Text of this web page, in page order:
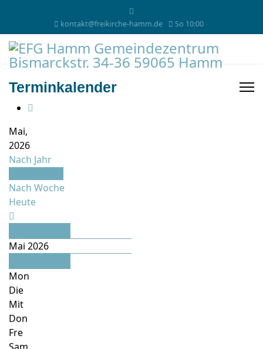
kontakt@freikirche-hamm.de So 10:00
Terminkalender
Mai,
2026
Nach Jahr
Nach Woche
Heute
Mai 2026
Mon
Die
Mit
Don
Fre